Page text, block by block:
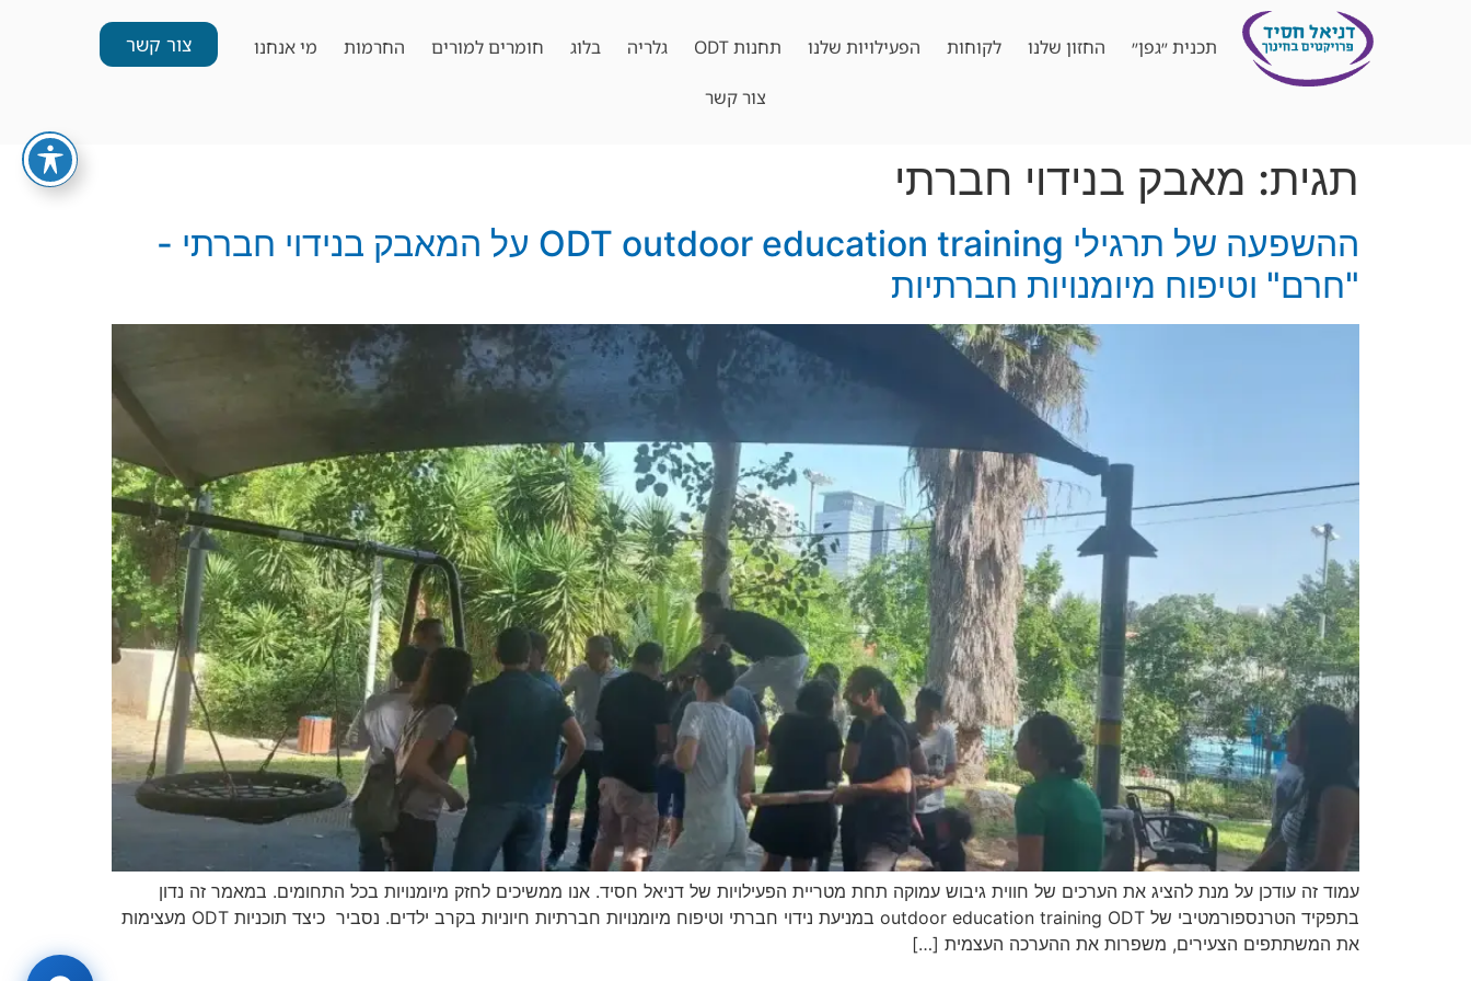
תכנית ״גפן״ החזון שלנו לקוחות הפעילויות שלנו תחנות ODT גלריה בלוג חומרים למורים החרמות מי אנחנו
צור קשר
צור קשר
תגית: מאבק בנידוי חברתי
ההשפעה של תרגילי ODT outdoor education training על המאבק בנידוי חברתי -
"חרם" וטיפוח מיומנויות חברתיות
עמוד זה עודכן על מנת להציג את הערכים של חווית גיבוש עמוקה תחת מטריית הפעילויות של דניאל חסיד. אנו ממשיכים לחזק מיומנויות בכל התחומים. במאמר זה נדון
בתפקיד הטרנספורמטיבי של outdoor education training ODT במניעת נידוי חברתי וטיפוח מיומנויות חברתיות חיוניות בקרב ילדים. נסביר כיצד תוכניות ODT מעצימות
את המשתתפים הצעירים, משפרות את ההערכה העצמית […]